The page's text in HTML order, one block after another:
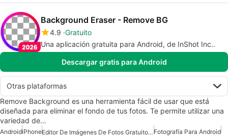
Background Eraser - Remove BG
4.9 Gratuito
Una aplicación gratuita para Android, de InShot Inc..
Descargar gratis para Android
Otras plataformas
Remove Background es una herramienta fácil de usar que está
diseñada para eliminar el fondo de tus fotos. Te permite utilizar una
variedad de…
AndroidiPhone Editor De Imágenes De Fotos Gratuito Para Android Fotografía Para Android